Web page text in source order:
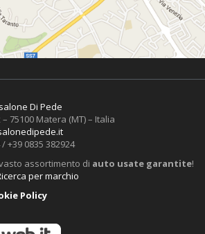
Di Pede
75100 Matera (MT) – Italia
+39 0835 382924
assortimento di auto usate garantite!
per marchio
Policy